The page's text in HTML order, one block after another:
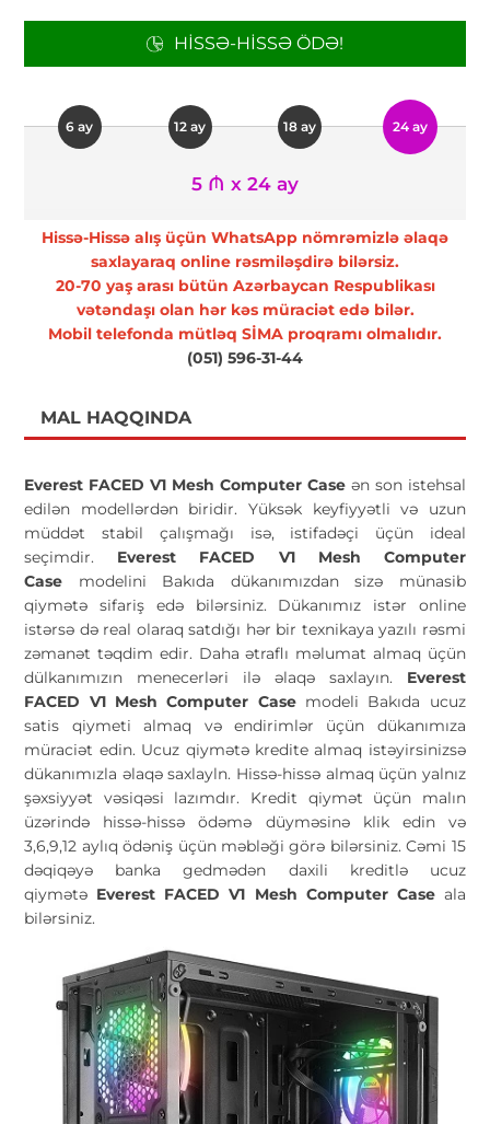
HISSƏ-HISSƏ ÖDƏ!
6 ay 12 ay 18 ay 24 ay
5 ₼ x 24 ay
Hissə-Hissə alış üçün WhatsApp nömrəmizlə əlaqə
saxlayaraq online rəsmiləşdirə bilərsiz.
20-70 yaş arası bütün Azərbaycan Respublikası
vətəndaşı olan hər kəs müraciət edə bilər.
Mobil telefonda mütləq SİMA proqramı olmalıdır.
(051) 596-31-44
MAL HAQQINDA
Everest FACED V1 Mesh Computer Case ən son istehsal
edilən modellərdən biridir. Yüksək keyfiyyətli və uzun
müddət stabil çalışmağı isə, istifadəçi üçün ideal
seçimdir. Everest FACED V1 Mesh Computer
Case modelini Bakıda dükanımızdan sizə münasib
qiymətə sifariş edə bilərsiniz. Dükanımız istər online
istərsə də real olaraq satdığı hər bir texnikaya yazılı rəsmi
zəmanət təqdim edir. Daha ətraflı məlumat almaq üçün
dülkanımızın menecerləri ilə əlaqə saxlayın. Everest
FACED V1 Mesh Computer Casemodeli Bakıda ucuz
satis qiymeti almaq və endirimlər üçün dükanımıza
müraciət edin. Ucuz qiymətə kredite almaq istəyirsinizsə
dükanımızla əlaqə saxlayln. Hissə-hissə almaq üçün yalnız
şəxsiyyət vəsiqəsi lazımdır. Kredit qiymət üçün malın
üzərində hissə-hissə ödəmə düyməsinə klik edin və
3,6,9,12 aylıq ödəniş üçün məbləği görə bilərsiniz. Cəmi 15
dəqiqəyə banka gedmədən daxili kreditlə ucuz
qiymətə Everest FACED V1 Mesh Computer Caseala
bilərsiniz.